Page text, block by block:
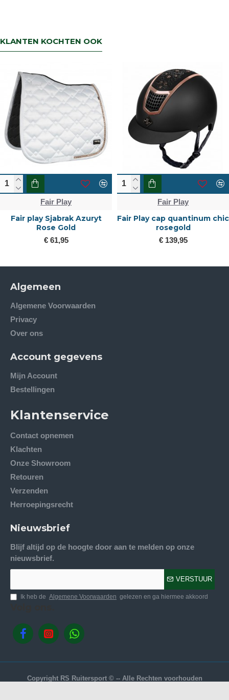
KLANTEN KOCHTEN OOK
Fair Play
Fair play Sjabrak Azuryt
Rose Gold
€ 61,95
Fair Play
Fair Play cap quantinum chic
rosegold
€ 139,95
Algemeen
Algemene Voorwaarden
Privacy
Over ons
Account gegevens
Mijn Account
Bestellingen
Klantenservice
Contact opnemen
Klachten
Onze Showroom
Retouren
Verzenden
Herroepingsrecht
Nieuwsbrief
Blijf altijd op de hoogte door aan te melden op onze
nieuwsbrief.
VERSTUUR
Ik heb de Algemene Voorwaarden gelezen en ga hiermee akkoord
Copyright RS Ruitersport © -- Alle Rechten voorhouden